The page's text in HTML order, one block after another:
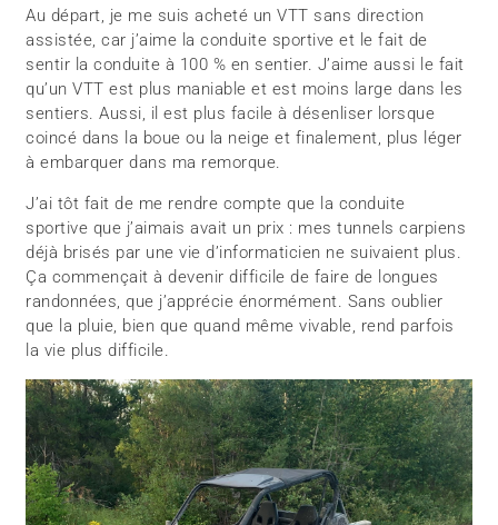
Au départ, je me suis acheté un VTT sans direction
assistée, car j’aime la conduite sportive et le fait de
sentir la conduite à 100 % en sentier. J’aime aussi le fait
qu’un VTT est plus maniable et est moins large dans les
sentiers. Aussi, il est plus facile à désenliser lorsque
coincé dans la boue ou la neige et finalement, plus léger
à embarquer dans ma remorque.
J’ai tôt fait de me rendre compte que la conduite
sportive que j’aimais avait un prix : mes tunnels carpiens
déjà brisés par une vie d’informaticien ne suivaient plus.
Ça commençait à devenir difficile de faire de longues
randonnées, que j’apprécie énormément. Sans oublier
que la pluie, bien que quand même vivable, rend parfois
la vie plus difficile.